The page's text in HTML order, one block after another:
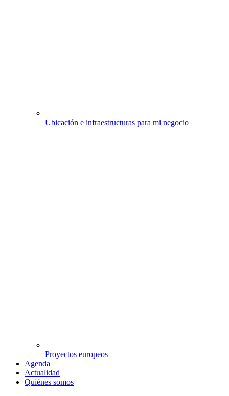
Ubicación e infraestructuras para mi negocio
Proyectos europeos
Agenda
Actualidad
Quiénes somos